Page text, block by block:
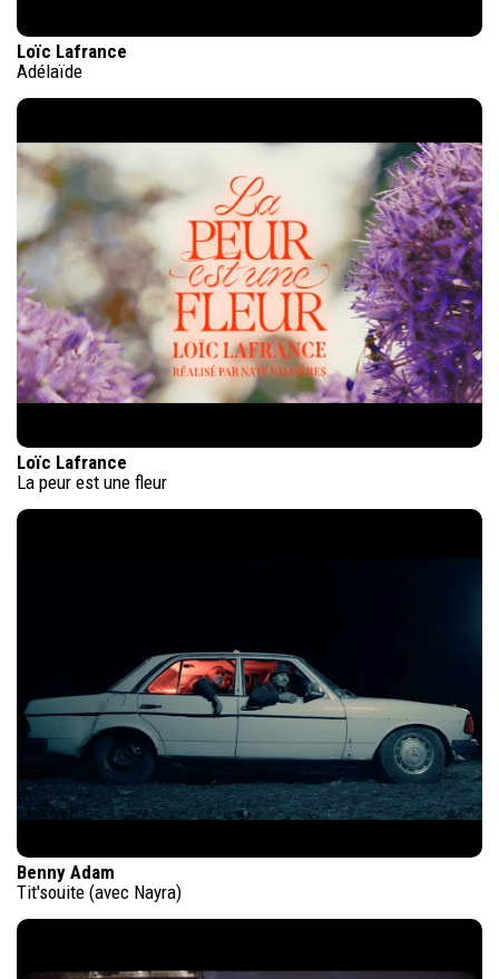
Loïc Lafrance
Adélaïde
Loïc Lafrance
La peur est une fleur
Benny Adam
Tit'souite (avec Nayra)